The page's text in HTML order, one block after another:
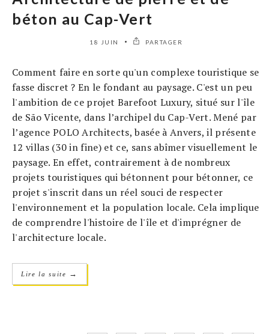
béton au Cap-Vert
18 JUIN PARTAGER
Comment faire en sorte qu'un complexe touristique se
fasse discret ? En le fondant au paysage. C'est un peu
l'ambition de ce projet Barefoot Luxury, situé sur l'île
de São Vicente, dans l’archipel du Cap-Vert. Mené par
l’agence POLO Architects, basée à Anvers, il présente
12 villas (30 in fine) et ce, sans abîmer visuellement le
paysage. En effet, contrairement à de nombreux
projets touristiques qui bétonnent pour bétonner, ce
projet s'inscrit dans un réel souci de respecter
l'environnement et la population locale. Cela implique
de comprendre l'histoire de l'île et d'imprégner de
l'architecture locale.
Lire la suite →